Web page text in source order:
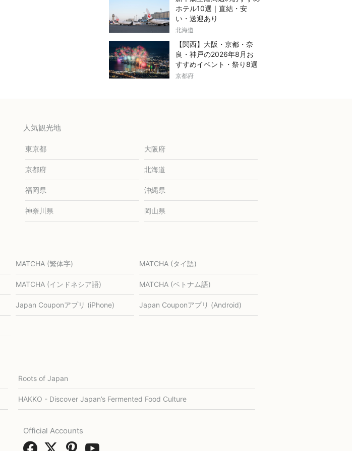
ホテル10選｜直結・安
い・送迎あり
北海道
【関西】大阪・京都・奈
良・神戸の2026年8月お
すすめイベント・祭り8選
京都府
人気観光地
東京都 大阪府
京都府 北海道
福岡県 沖縄県
神奈川県 岡山県
MATCHA (繁体字) MATCHA (タイ語)
MATCHA (インドネシア語) MATCHA (ベトナム語)
Japan Couponアプリ (iPhone) Japan Couponアプリ (Android)
Roots of Japan
HAKKO - Discover Japan’s Fermented Food Culture
Official Accounts